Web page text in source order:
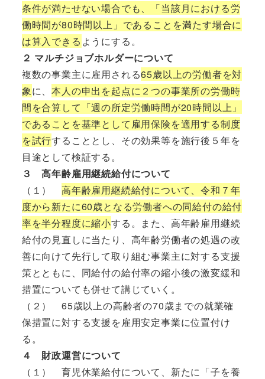
条件が満たせない場合でも、「当該月における労
働時間が80時間以上」であることを満たす場合に
は算入できる ようにする。
２ マルチジョブホルダーについて
複数の事業主に雇用される65歳以上の労働者を対
象に、本人の申出を起点に２つの事業所の労働時
間を合算して「週の所定労働時間が20時間以上」
であることを基準として雇用保険を適用する制度
を試行することとし、その効果等を施行後５年を
目途として検証する。
３ 高年齢雇用継続給付について
（１） 高年齢雇用継続給付について、令和７年
度から新たに60歳となる労働者への同給付の給付
率を半分程度に縮小する。また、高年齢雇用継続
給付の見直しに当たり、高年齢労働者の処遇の改
善に向けて先行して取り組む事業主に対する支援
策とともに、同給付の給付率の縮小後の激変緩和
措置についても併せて講じていく。
（２） 65歳以上の高齢者の70歳までの就業確
保措置に対する支援を雇用安定事業に位置付け
る。
４ 財政運営について
（１） 育児休業給付について、新たに「子を養